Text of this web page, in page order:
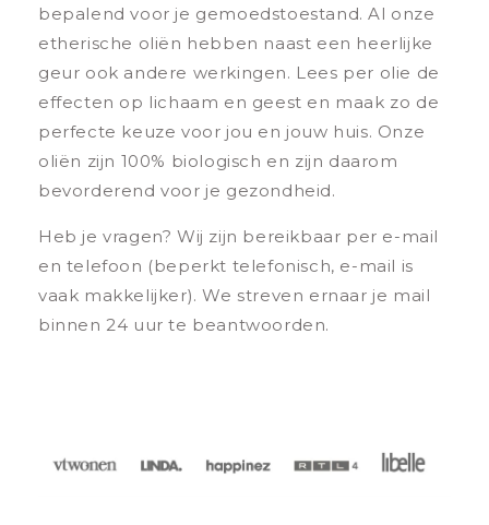
bepalend voor je gemoedstoestand. Al onze
etherische oliën hebben naast een heerlijke
geur ook andere werkingen. Lees per olie de
effecten op lichaam en geest en maak zo de
perfecte keuze voor jou en jouw huis. Onze
oliën zijn 100% biologisch en zijn daarom
bevorderend voor je gezondheid.
Heb je vragen? Wij zijn bereikbaar per e-mail
en telefoon (beperkt telefonisch, e-mail is
vaak makkelijker). We streven ernaar je mail
binnen 24 uur te beantwoorden.